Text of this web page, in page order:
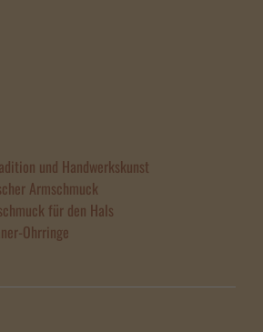
und Handwerkskunst
Armschmuck
für den Hals
Ohrringe